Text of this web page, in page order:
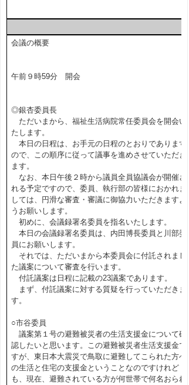
会議の概要
午前９時59分 開会
◎銀杏委員長
ただいまから、福祉生活病院常任委員会を開会い
たします。
本日の日程は、お手元の日程のとおりであります
ので、この順序に従って議事を進めさせていただき
ます。
なお、本日午後２時から議員全員協議会が開催さ
れる予定ですので、委員、執行部の皆様におかれま
しては、円滑な審査・審議に御協力いただきますよ
うお願いします。
初めに、会議録署名委員を指名いたします。
本日の会議録署名委員は、内田博長委員と川部委
員にお願いします。
それでは、ただいまから本委員会に付託されまし
た議案について審査を行います。
付託議案は日程に記載の23議案であります。
まず、付託議案に対する質疑を行っていただきま
す。
○市谷委員
議案第１号の避難被災者の生活支援金について確
認したいと思います。この避難被災者生活支援金で
すが、東日本大震災で鳥取に避難してこられた方へ
の生活と住宅の支援金ということなのですけれど
も、現在、避難されている方が何世帯で何名おられ